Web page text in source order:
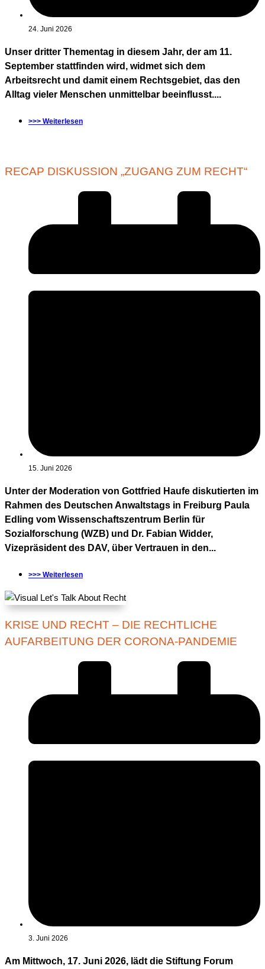
24. Juni 2026
Unser dritter Thementag in diesem Jahr, der am 11.
September stattfinden wird, widmet sich dem
Arbeitsrecht und damit einem Rechtsgebiet, das den
Alltag vieler Menschen unmittelbar beeinflusst....
>>> Weiterlesen
RECAP DISKUSSION „ZUGANG ZUM RECHT“
15. Juni 2026
Unter der Moderation von Gottfried Haufe diskutierten im
Rahmen des Deutschen Anwaltstags in Freiburg Paula
Edling vom Wissenschaftszentrum Berlin für
Sozialforschung (WZB) und Dr. Fabian Widder,
Vizepräsident des DAV, über Vertrauen in den...
>>> Weiterlesen
KRISE UND RECHT – DIE RECHTLICHE
AUFARBEITUNG DER CORONA-PANDEMIE
3. Juni 2026
Am Mittwoch, 17. Juni 2026, lädt die Stiftung Forum